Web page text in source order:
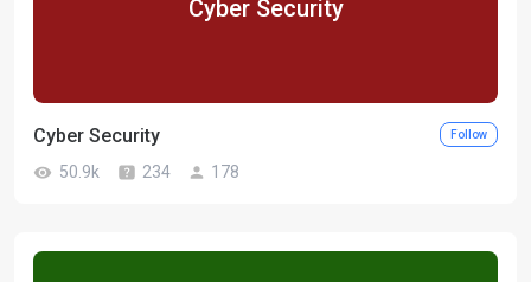
Cyber Security
Cyber Security Follow
50.9k 234 178